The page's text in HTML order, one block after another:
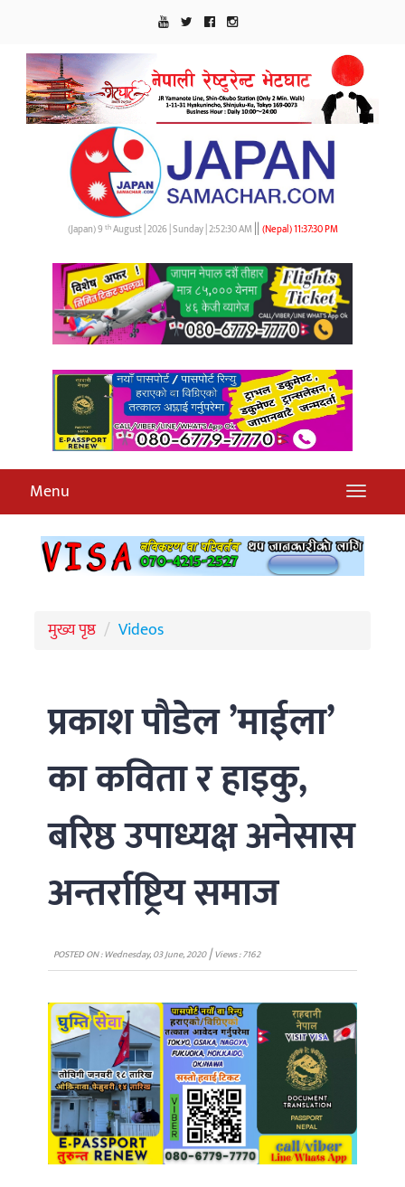
(Japan) 9thAugust | 2026 | Sunday |2:52:31 AM || (Nepal)11:37:31 PM
Menu
मुख्य पृष्ठ Videos
प्रकाश पौडेल ’माईला’
का कविता र हाइकु,
बरिष्ठ उपाध्यक्ष अनेसास
अन्तर्राष्ट्रिय समाज
POSTED ON : Wednesday, 03 June, 2020|Views : 7162